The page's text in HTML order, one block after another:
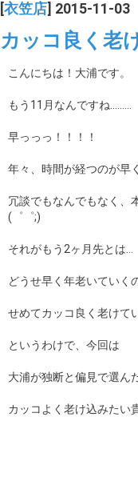
衣笠店 ] 2015-11-03
カッコ良く老
こんにちは！大浦です。
もう11月なんですね………
早っっっ！！！！
年々、時間が経つのが早
冗談でもなんでもなく、
(゜゜;)
それがもう2ヶ月先とは…
どうせ早く年老いていく
せめてカッコ良く老けて
というわけで、今回は
大浦が独断と偏見で選ん
カッコよく老け込みたい